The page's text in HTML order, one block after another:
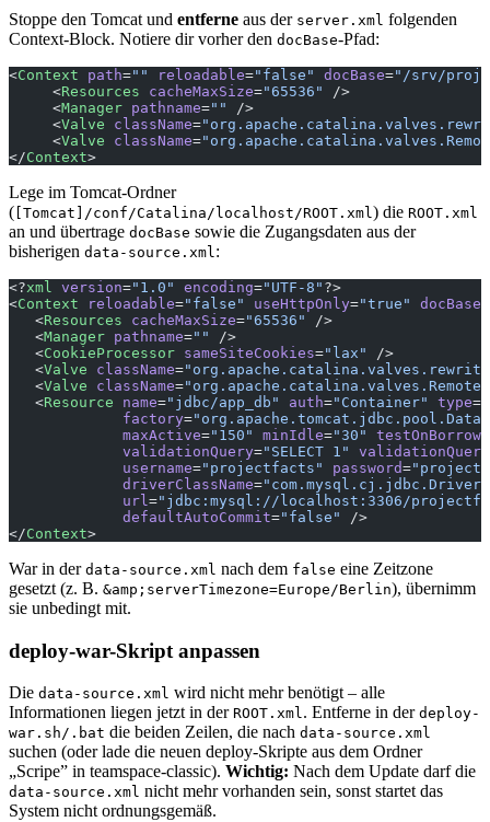
Stoppe den Tomcat und entferne aus der server.xml folgenden
Context-Block. Notiere dir vorher den docBase-Pfad:
<Context path="" reloadable="false" docBase="/srv/
     <
Resources cacheMaxSize="65536"
/>
     <
Manager pathname=""
/>
     <
Valve className=
     <
Valve className=
</Context>
Lege im Tomcat-Ordner
( [Tomcat]/conf/Catalina/localhost/ROOT.xml) die ROOT.xml
an und übertrage docBase sowie die Zugangsdaten aus der
bisherigen data-source.xml:
<?xml version="1.0" encoding="UTF-8" ?>
<Context reloadable="false" useHttpOnly="true" docBase
   <
Resources cacheMaxSize="65536"
/>
   <
Manager pathname=""
/>
   <
CookieProcessor sameSiteCookies="lax"
/>
   <
Valve className=
   <
Valve className=
   <
Resource name="jdbc/app_db" auth="Container" type=
             factory
=
             maxActive
="150" minIdle="30" testOnBorrow
             validationQuery
="SELECT 1"
             username
="projectfacts" password=
             driverClassName
="com.mysql.cj.jdbc.Driver"
             url
="jdbc:mysql://localhost:3306/
             defaultAutoCommit
="false"
/>
</Context>
War in der data-source.xml nach dem false eine Zeitzone
gesetzt (z. B. &amp;serverTimezone=Europe/Berlin), übernimm
sie unbedingt mit.
deploy-war-Skript anpassen
Die data-source.xml wird nicht mehr benötigt – alle
Informationen liegen jetzt in der ROOT.xml. Entferne in der deploy-
war.sh/.bat die beiden Zeilen, die nach data-source.xml
suchen (oder lade die neuen deploy-Skripte aus dem Ordner
„Scripe” in teamspace-classic). Wichtig: Nach dem Update darf die
data-source.xml nicht mehr vorhanden sein, sonst startet das
System nicht ordnungsgemäß.